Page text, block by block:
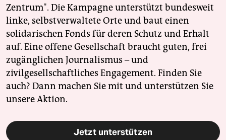
Zentrum". Die Kampagne unterstützt bundesweit
linke, selbstverwaltete Orte und baut einen
solidarischen Fonds für deren Schutz und Erhalt
auf. Eine offene Gesellschaft braucht guten, frei
zugänglichen Journalismus – und
zivilgesellschaftliches Engagement. Finden Sie
auch? Dann machen Sie mit und unterstützen Sie
unsere Aktion.
Jetzt unterstützen